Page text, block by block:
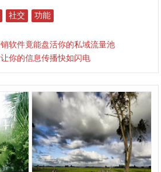
社交 功能
软件竟能盘活你的私域流量池
你的信息传播快如闪电